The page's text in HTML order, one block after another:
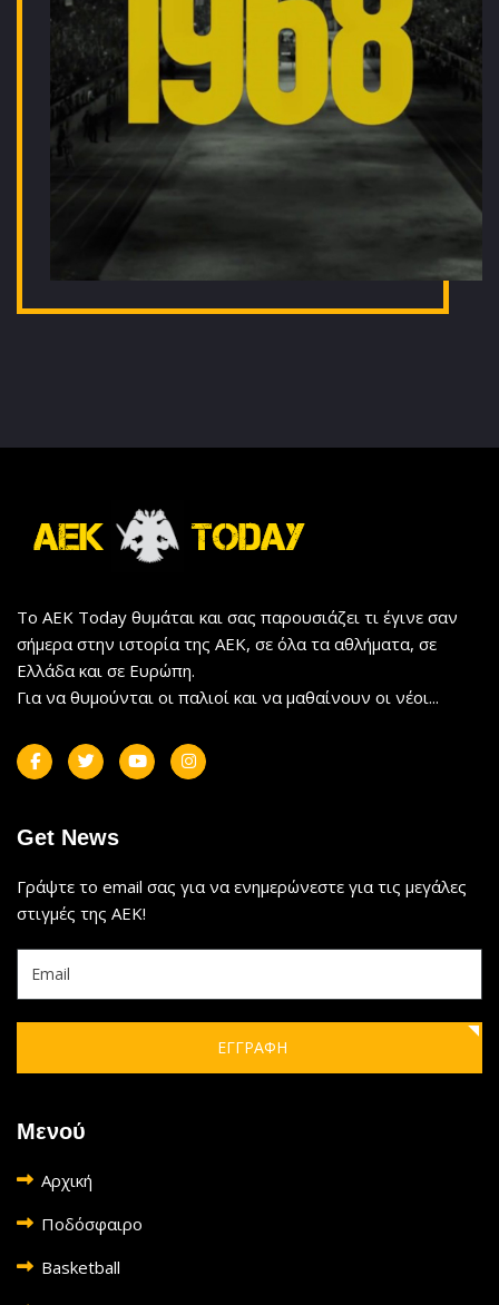
Το AEK Today θυμάται και σας παρουσιάζει τι έγινε σαν
σήμερα στην ιστορία της ΑΕΚ, σε όλα τα αθλήματα, σε
Ελλάδα και σε Ευρώπη.
Για να θυμούνται οι παλιοί και να μαθαίνουν οι νέοι...
Get News
Γράψτε το email σας για να ενημερώνεστε για τις μεγάλες
στιγμές της ΑΕΚ!
ΕΓΓΡΑΦΗ
Μενού
Αρχική
Ποδόσφαιρο
Basketball